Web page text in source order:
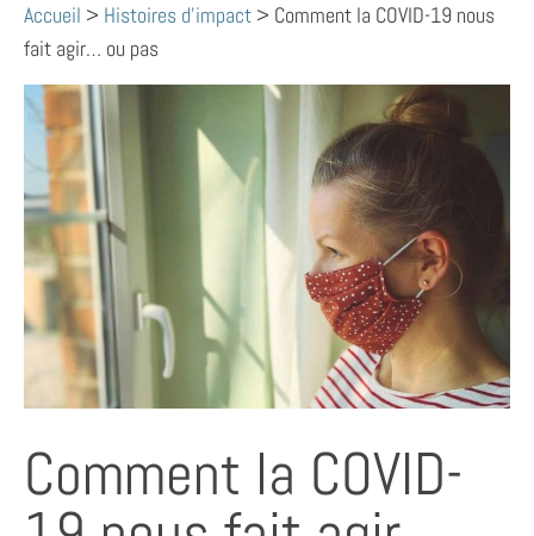
Accueil > Histoires d'impact > Comment la COVID-19 nous
fait agir… ou pas
Comment la COVID-